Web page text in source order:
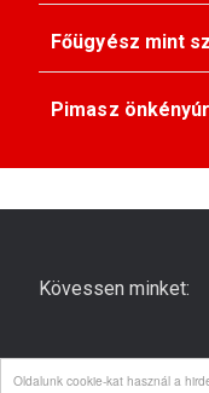
Oldalunk cookie-kat használ a
Főügyész mint
Pimasz önkényúr
Kövessen minket:
© Gondola 2026 -